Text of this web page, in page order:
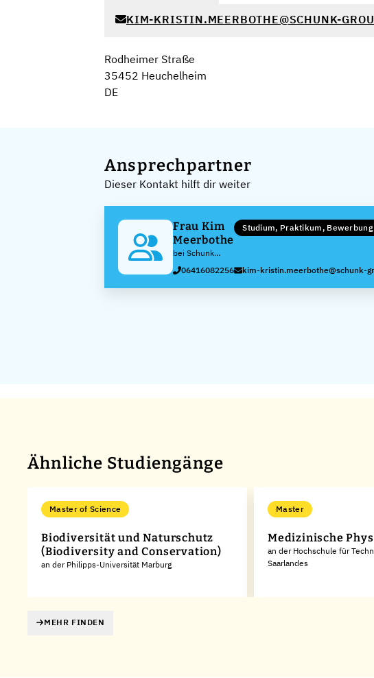
KIM-KRISTIN.MEERBOTHE@SCHUNK-
Rodheimer Straße
35452 Heuchelheim
DE
Ansprechpartner
Dieser Kontakt hilft dir weiter
Frau Kim
Meerbothe
bei Schunk
Group
Studium, Praktikum,
06416082256 kim-kristin.meerbothe@schunk-
Ähnliche Studiengänge
Master of Science
Biodiversität und Naturschutz
(Biodiversity and Conservation)
an der Philipps-Universität Marburg
Master
Medizinische
an der Hochschule für
Saarlandes
MEHR FINDEN